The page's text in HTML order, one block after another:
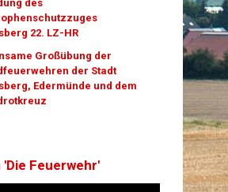
des
22. LZ-HR
Großübung der
der Stadt
Edermünde und dem
'Die Feuerwehr'